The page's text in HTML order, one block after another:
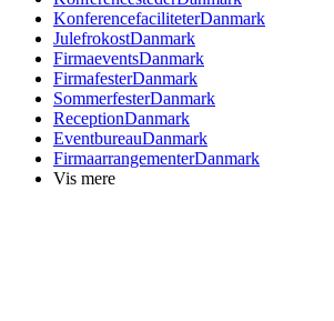
KonferencefaciliteterDanmark
JulefrokostDanmark
FirmaeventsDanmark
FirmafesterDanmark
SommerfesterDanmark
ReceptionDanmark
EventbureauDanmark
FirmaarrangementerDanmark
Vis mere